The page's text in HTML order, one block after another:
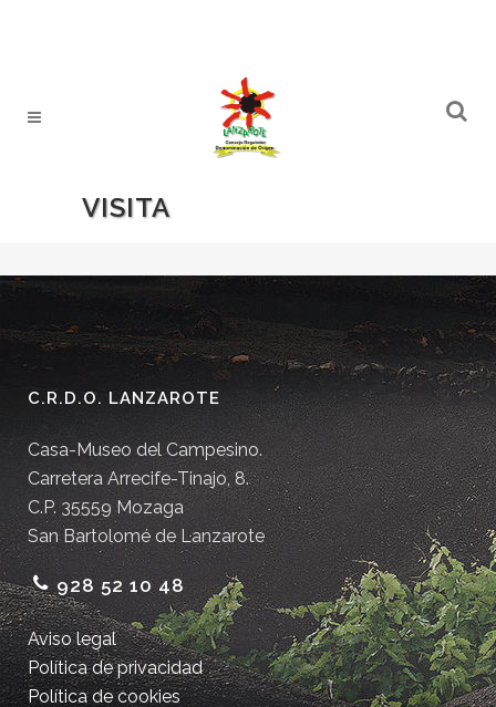
VISITA
C.R.D.O. LANZAROTE
Casa-Museo del Campesino.
Carretera Arrecife-Tinajo, 8.
C.P. 35559 Mozaga
San Bartolomé de Lanzarote
928 52 10 48
Aviso legal
Política de privacidad
Política de cookies